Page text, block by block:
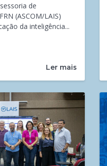
de
(ASCOM/LAIS)
da inteligência...
Ler mais